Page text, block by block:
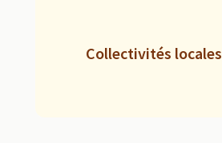
Collectivités locales